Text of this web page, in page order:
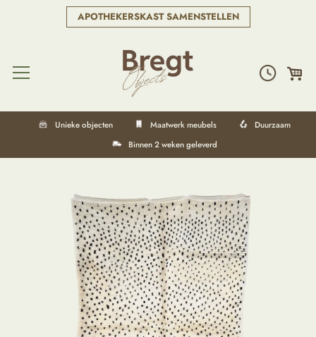
APOTHEKERSKAST SAMENSTELLEN
Unieke objecten Maatwerk meubels
Duurzaam
Binnen 2 weken geleverd